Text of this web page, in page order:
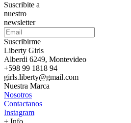
Suscribite a
nuestro
newsletter
Suscribirme
Liberty Girls
Alberdi 6249, Montevideo
+598 99 1818 94
girls.liberty@gmail.com
Nuestra Marca
Nosotros
Contactanos
Instagram
+ Info